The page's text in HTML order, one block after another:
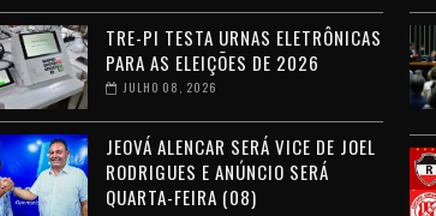
TRE-PI TESTA URNAS ELETRÔNICAS
PARA AS ELEIÇÕES DE 2026
JULHO 08, 2026
JEOVÁ ALENCAR SERÁ VICE DE JOEL
RODRIGUES E ANÚNCIO SERÁ
QUARTA-FEIRA (08)